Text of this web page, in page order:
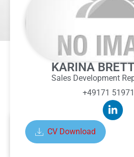
KARINA
Sales Development
+49171
CV Download
ABOUT KARINA